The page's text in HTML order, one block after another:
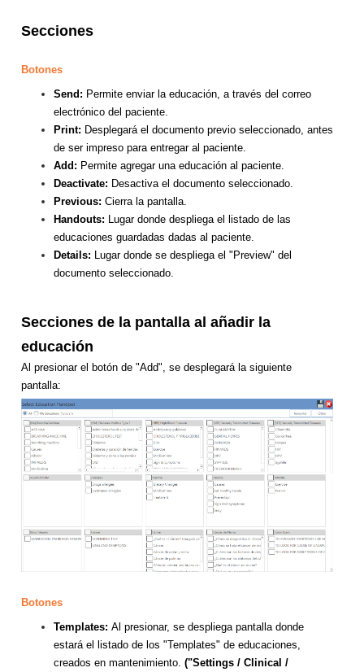
Secciones
Botones
Send: Permite enviar la educación, a través del correo
electrónico del paciente.
Print: Desplegará el documento previo seleccionado, antes
de ser impreso para entregar al paciente.
Add: Permite agregar una educación al paciente.
Deactivate: Desactiva el documento seleccionado.
Previous: Cierra la pantalla.
Handouts: Lugar donde despliega el listado de las
educaciones guardadas dadas al paciente.
Details: Lugar donde se despliega el "Preview" del
documento seleccionado.
Secciones de la pantalla al añadir la
educación
Al presionar el botón de "Add", se desplegará la siguiente
pantalla:
Botones
Templates: Al presionar, se despliega pantalla donde
estará el listado de los "Templates" de educaciones,
creados en mantenimiento. ("Settings / Clinical /